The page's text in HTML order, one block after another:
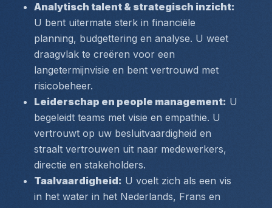
Analytisch talent & strategisch inzicht:
U bent uitermate sterk in financiële
planning, budgettering en analyse. U weet
draagvlak te creëren voor een
langetermijnvisie en bent vertrouwd met
risicobeheer.
Leiderschap en people management: U
begeleidt teams met visie en empathie. U
vertrouwt op uw besluitvaardigheid en
straalt vertrouwen uit naar medewerkers,
directie en stakeholders.
Taalvaardigheid: U voelt zich als een vis
in het water in het Nederlands, Frans en